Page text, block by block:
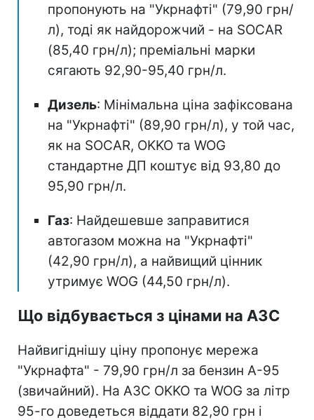
пропонують на "Укрнафті" (79,90 грн/
л), тоді як найдорожчий - на SOCAR
(85,40 грн/л); преміальні марки
сягають 92,90-95,40 грн/л.
Дизель: Мінімальна ціна зафіксована
на "Укрнафті" (89,90 грн/л), у той час,
як на SOCAR, OKKO та WOG
стандартне ДП коштує від 93,80 до
95,90 грн/л.
Газ: Найдешевше заправитися
автогазом можна на "Укрнафті"
(42,90 грн/л), а найвищий цінник
утримує WOG (44,50 грн/л).
Що відбувається з цінами на АЗС
Найвигіднішу ціну пропонує мережа
"Укрнафта" - 79,90 грн/л за бензин А-95
(звичайний). На АЗС OKKO та WOG за літр
95-го доведеться віддати 82,90 грн і